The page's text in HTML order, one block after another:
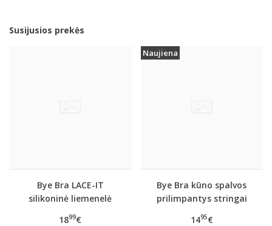
Susijusios prekės
Bye Bra LACE-IT
silikoninė liemenelė
1899€
Naujiena
Bye Bra kūno spalvos
prilimpantys stringai
1495€